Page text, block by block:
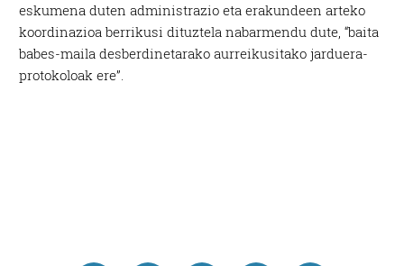
eskumena duten administrazio eta erakundeen arteko
koordinazioa berrikusi dituztela nabarmendu dute, “baita
babes-maila desberdinetarako aurreikusitako jarduera-
protokoloak ere”.